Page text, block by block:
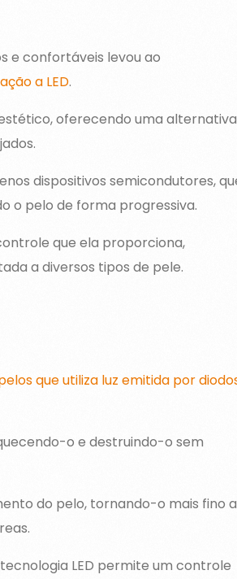
e confortáveis levou ao
a LED.
oferecendo uma alternativa
dispositivos semicondutores,
o pelo de forma progressiva.
que ela proporciona,
a diversos tipos de pele.
que utiliza luz emitida por
o e destruindo-o sem
do pelo, tornando-o mais fino
LED permite um controle